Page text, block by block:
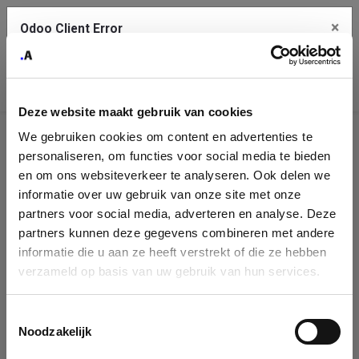
Deze website maakt gebruik van cookies
We gebruiken cookies om content en advertenties te
personaliseren, om functies voor social media te bieden
en om ons websiteverkeer te analyseren. Ook delen we
informatie over uw gebruik van onze site met onze
partners voor social media, adverteren en analyse. Deze
partners kunnen deze gegevens combineren met andere
informatie die u aan ze heeft verstrekt of die ze hebben
verzameld op basis van uw gebruik van hun services.
Noodzakelijk
Company
Identification
Please fill in your company details
You can search a company in our database by name, VAT or
enterprise ID. When a company is selected it will auto-complete the
form. If you don't find your company in our database, you can create
Odoo Client Error ×
service.
See details
Ok